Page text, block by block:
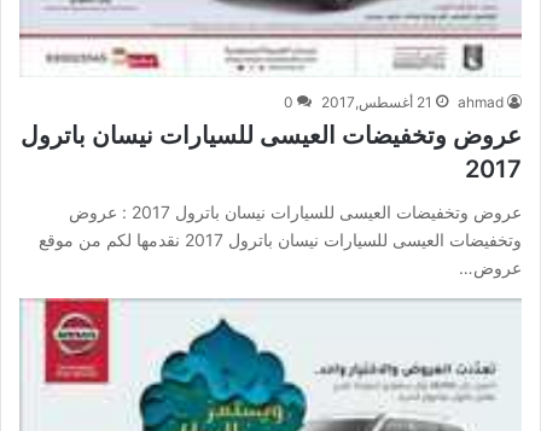
ahmad 21 أغسطس,2017 0
عروض وتخفيضات العيسى للسيارات نيسان باترول
2017
عروض وتخفيضات العيسى للسيارات نيسان باترول 2017 : عروض
وتخفيضات العيسى للسيارات نيسان باترول 2017 نقدمها لكم من موقع
عروض…